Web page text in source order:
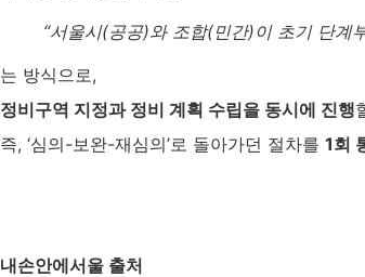
“서울시(공공)와 조합(민간)이 초기 단계
는 방식으로,
정비구역 지정과 정비 계획 수립을 동시에 진행
즉, ‘심의-보완-재심의’로 돌아가던 절차를 1회
내손안에서울 출처